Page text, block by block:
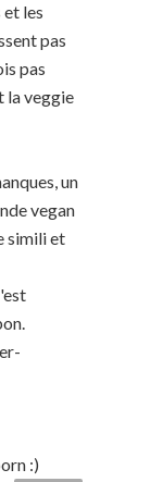
les
pas
pas
la veggie
un
vegan
simili et
:)